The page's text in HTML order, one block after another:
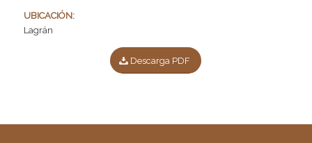
UBICACIÓN:
Lagrán
Descarga PDF